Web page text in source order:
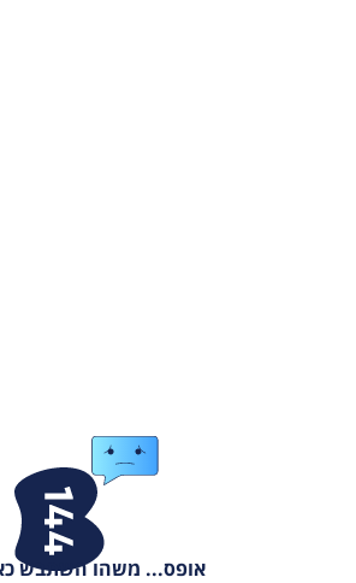
אופס... משהו השתבש